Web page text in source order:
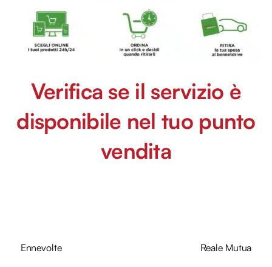
Verifica se il servizio è
disponibile nel tuo punto
vendita
Ennevolte Reale Mutua